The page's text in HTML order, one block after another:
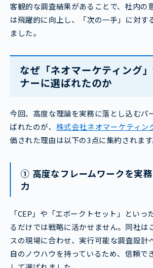
客観的な調査結果があることで、社内の
は飛躍的に向上し、「次の一手」に対す
ました。
なぜ「ネオマーケティング
ナーに選ばれたのか
今回、高度な理論を実務に落とし込むパ
ばれたのが、 株式会社ネオマーケティン
価された理由は以下の3点に集約されます
① 高度なフレームワークを実
力
「CEP」や「エボークトセット」といっ
るだけでは戦略に活かせません。同社は
スの現場に合わせ、実行可能な調査設計
自のノウハウを持っているため、信頼で